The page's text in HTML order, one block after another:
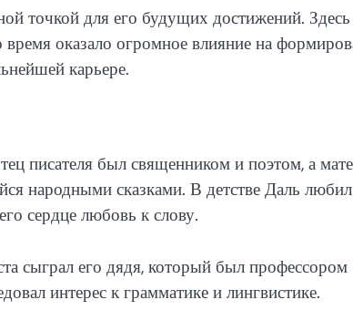
точкой для его будущих достижений.
оказало огромное влияние на
карьере.
писателя был священником и поэтом, а
народными сказками. В детстве Даль любил
сердце любовь к слову.
сыграл его дядя, который был профессором
интерес к грамматике и лингвистике.